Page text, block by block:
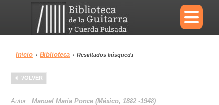
×
Menu
Biblioteca Diccionario
Inicio › Biblioteca › Resultados búsqueda
VOLVER
Autor:Manuel Maria Ponce (México, 1882 -1948)